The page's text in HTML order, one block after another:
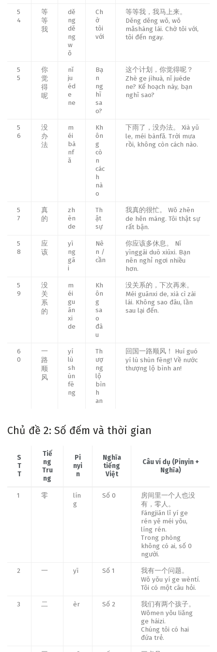
5
4
等
等
我
dě
ng
dě
ng
w
ǒ
Ch
ờ
tôi
với
等等我，我马上来。
Děng děng wǒ, wǒ
mǎshàng lái. Chờ tôi với,
tôi đến ngay.
5
5
你
觉
得
呢
nǐ
ju
éd
e
ne
Bạ
n
ng
hĩ
sa
o?
这个计划，你觉得呢？
Zhè ge jìhuà, nǐ juéde
ne? Kế hoạch này, bạn
nghĩ sao?
5
6
没
办
法
m
éi
bà
nf
ǎ
Kh
ôn
g
cò
n
các
h
nà
o
下雨了，没办法。 Xià yǔ
le, méi bànfǎ. Trời mưa
rồi, không còn cách nào.
5
7
真
的
zh
ēn
de
Th
ật
sự
我真的很忙。 Wǒ zhēn
de hěn máng. Tôi thật sự
rất bận.
5
8
应
该
yī
ng
gā
i
Nê
n /
cần
你应该多休息。 Nǐ
yīnggāi duō xiūxi. Bạn
nên nghỉ ngơi nhiều
hơn.
5
9
没
关
系
的
m
éi
gu
ān
xi
de
Kh
ôn
g
sa
o
đâ
u
没关系的，下次再来。
Méi guānxi de, xià cì zài
lái. Không sao đâu, lần
sau lại đến.
6
0
一
路
顺
风
yí
lù
sh
ùn
fē
ng
Th
ượ
ng
lộ
bìn
h
an
回国一路顺风！ Huí guó
yí lù shùn fēng! Về nước
thượng lộ bình an!
Chủ đề 2: Số đếm và thời gian
S
T
T
Tiế
ng
Tru
ng
Pi
nyi
n
Nghĩa
tiếng
Việt
Câu ví dụ (Pinyin +
Nghĩa)
1 零
lín
g
Số 0
房间里一个人也没
有，零人。
Fángjiān lǐ yí ge
rén yě méi yǒu,
líng rén.
Trong phòng
không có ai, số 0
người.
2
一 yī Số 1
我有一个问题。
Wǒ yǒu yí ge wèntí.
Tôi có một câu hỏi.
3
二 èr Số 2
我们有两个孩子。
Wǒmen yǒu liǎng
ge háizi.
Chúng tôi có hai
đứa trẻ.